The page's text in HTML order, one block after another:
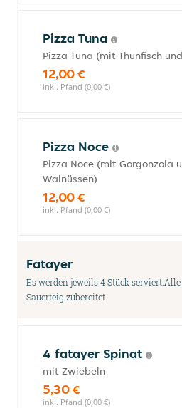
Pizza Tuna
Pizza Tuna (mit Thunfisch
12,00 €
inkl. Pfand (0,00 €)
Pizza Noce
Pizza Noce (mit Gorgonzola
Walnüssen)
12,00 €
inkl. Pfand (0,00 €)
Fatayer
Es werden jeweils 4 Stück
Sauerteig zubereitet.
4 fatayer Spinat
mit Zwiebeln
5,30 €
inkl. Pfand (0,00 €)